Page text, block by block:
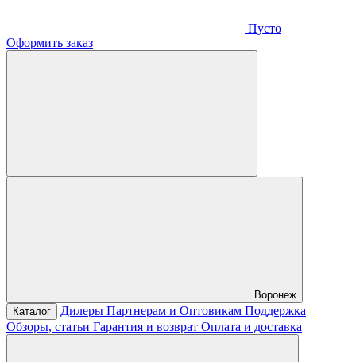
Пусто
Оформить заказ
Воронеж
Каталог
Дилеры Партнерам и Оптовикам Поддержка
Обзоры, статьи Гарантия и возврат Оплата и доставка